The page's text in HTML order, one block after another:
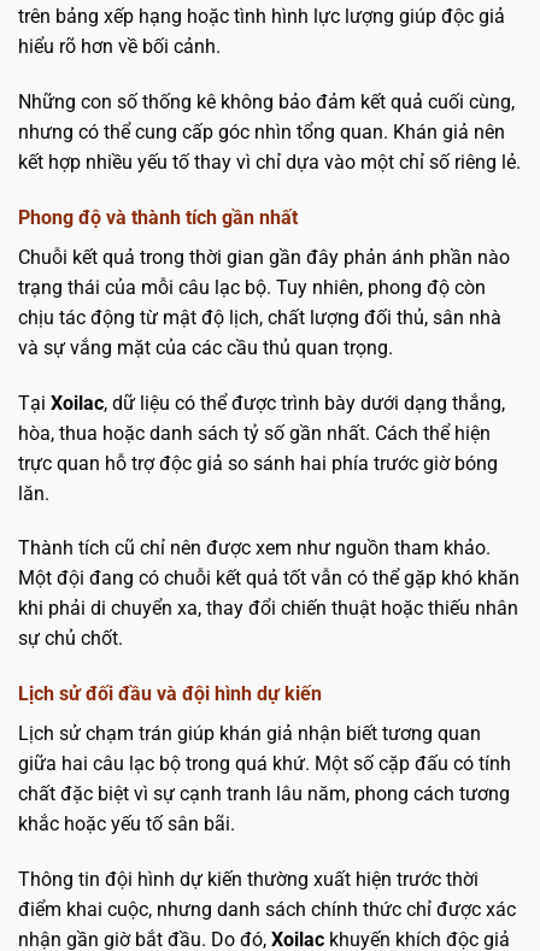
trên bảng xếp hạng hoặc tình hình lực lượng giúp độc giả
hiểu rõ hơn về bối cảnh.
Những con số thống kê không bảo đảm kết quả cuối cùng,
nhưng có thể cung cấp góc nhìn tổng quan. Khán giả nên
kết hợp nhiều yếu tố thay vì chỉ dựa vào một chỉ số riêng lẻ.
Phong độ và thành tích gần nhất
Chuỗi kết quả trong thời gian gần đây phản ánh phần nào
trạng thái của mỗi câu lạc bộ. Tuy nhiên, phong độ còn
chịu tác động từ mật độ lịch, chất lượng đối thủ, sân nhà
và sự vắng mặt của các cầu thủ quan trọng.
Tại Xoilac, dữ liệu có thể được trình bày dưới dạng thắng,
hòa, thua hoặc danh sách tỷ số gần nhất. Cách thể hiện
trực quan hỗ trợ độc giả so sánh hai phía trước giờ bóng
lăn.
Thành tích cũ chỉ nên được xem như nguồn tham khảo.
Một đội đang có chuỗi kết quả tốt vẫn có thể gặp khó khăn
khi phải di chuyển xa, thay đổi chiến thuật hoặc thiếu nhân
sự chủ chốt.
Lịch sử đối đầu và đội hình dự kiến
Lịch sử chạm trán giúp khán giả nhận biết tương quan
giữa hai câu lạc bộ trong quá khứ. Một số cặp đấu có tính
chất đặc biệt vì sự cạnh tranh lâu năm, phong cách tương
khắc hoặc yếu tố sân bãi.
Thông tin đội hình dự kiến thường xuất hiện trước thời
điểm khai cuộc, nhưng danh sách chính thức chỉ được xác
nhận gần giờ bắt đầu. Do đó, Xoilac khuyến khích độc giả